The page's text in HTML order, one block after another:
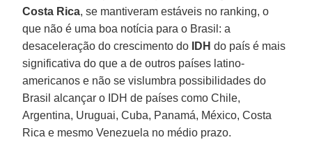
Costa Rica, se mantiveram estáveis no ranking, o
que não é uma boa notícia para o Brasil: a
desaceleração do crescimento do
IDHdo país é mais
significativa do que a de outros países latino-
americanos e não se vislumbra possibilidades do
Brasil alcançar o IDH de países como Chile,
Argentina, Uruguai, Cuba, Panamá, México, Costa
Rica e mesmo Venezuela no médio prazo.